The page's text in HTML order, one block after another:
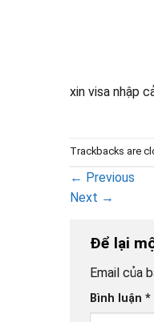
xin visa nhập
Trackbacks are
← Previous
Next →
Để lại
Email của
Bình luận *